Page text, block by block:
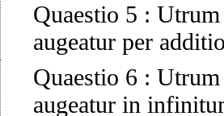
Quaestio 5 : Utrum
augeatur per
Quaestio 6 : Utrum
augeatur in